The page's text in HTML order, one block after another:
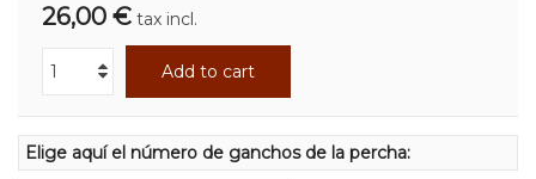
26,00 € tax incl.
Add to cart
Elige aquí el número de ganchos de la percha: